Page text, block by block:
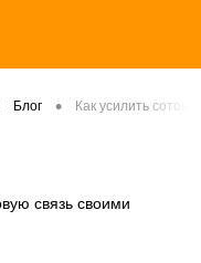
Блог • Как усилить
связь своими